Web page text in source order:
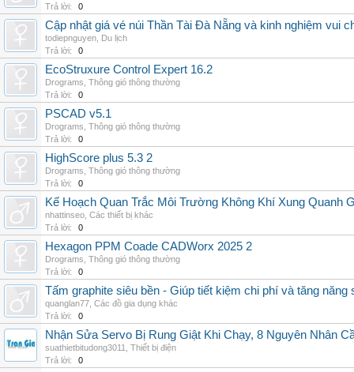
Trả lời:
0
Cập nhật giá vé núi Thần Tài Đà Nẵng và kinh nghiệm vui
todiepnguyen Du lịch
Trả lời:
0
EcoStruxure Control Expert 16.2
Drograms Thông gió thông thường
Trả lời:
0
PSCAD v5.1
Drograms Thông gió thông thường
Trả lời:
0
HighScore plus 5.3 2
Drograms Thông gió thông thường
Trả lời:
0
Kế Hoạch Quan Trắc Môi Trường Không Khí Xung Quanh
nhattinseo Các thiết bị khác
Trả lời:
0
Hexagon PPM Coade CADWorx 2025 2
Drograms Thông gió thông thường
Trả lời:
0
Tấm graphite siêu bền - Giúp tiết kiệm chi phí và tăng năng
quanglan77 Các đồ gia dụng khác
Trả lời:
0
Nhận Sửa Servo Bị Rung Giật Khi Chạy, 8 Nguyên Nhân
suathietbitudong3011
Thiết bị điện
Trả lời:
0